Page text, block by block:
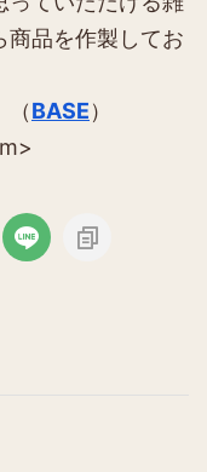
商品を作製してお
（BASE）